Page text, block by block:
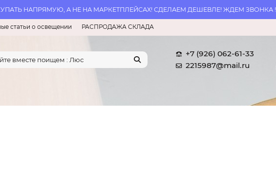
НАПРЯМУЮ, А НЕ НА МАРКЕТПЛЕЙСАХ! СДЕЛАЕМ ДЕШЕВЛЕ! ЖДЕМ ЗВОНКА !
статьи о освещении РАСПРОДАЖА СКЛАДА
+7 (926) 062-61-33
2215987@mail.ru